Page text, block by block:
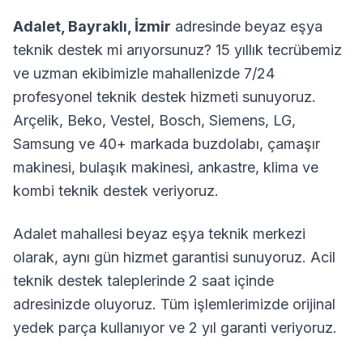
Adalet Bayraklı İzmir adresinde beyaz eşya
teknik destek mi arıyorsunuz? 15 yıllık tecrübemiz
ve uzman ekibimizle mahallenizde 7/24
profesyonel teknik destek hizmeti sunuyoruz.
Arçelik, Beko, Vestel, Bosch, Siemens, LG,
Samsung ve 40+ markada buzdolabı, çamaşır
makinesi, bulaşık makinesi, ankastre, klima ve
kombi teknik destek veriyoruz.
Adalet mahallesi beyaz eşya teknik merkezi
olarak, aynı gün hizmet garantisi sunuyoruz. Acil
teknik destek taleplerinde 2 saat içinde
adresinizde oluyoruz. Tüm işlemlerimizde orijinal
yedek parça kullanıyor ve 2 yıl garanti veriyoruz.